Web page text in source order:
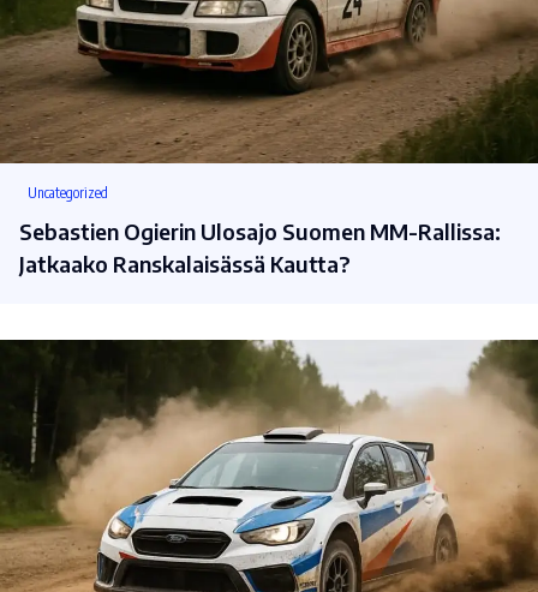
Uncategorized
Sebastien Ogierin Ulosajo Suomen MM-Rallissa:
Jatkaako Ranskalaisässä Kautta?